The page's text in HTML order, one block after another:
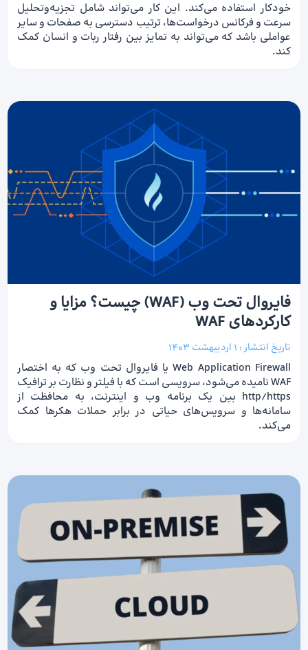
خودکار استفاده می‌کند. این کار می‌تواند شامل تجزیه‌و‌تحلیل
سرعت و فرکانس درخواست‌ها، ترتیب دسترسی به صفحات و سایر
عواملی باشد که می‌تواند به تمایز بین رفتار ربات و انسان کمک
کند.
فایروال تحت وب (WAF) چیست؟ مزایا و
کارکردهای WAF
تاریخ انتشار : 1 اردیبهشت 1403
Web Application Firewall یا فایروال تحت وب که به اختصار
WAF نامیده می‌شود، سرویسی است که با فیلتر و نظارت بر ترافیک
http/https بین یک برنامه وب و اینترنت، به محافظت از
سامانه‌ها و سرویس‌های حیاتی در برابر حملات هکرها کمک
می‌کند.